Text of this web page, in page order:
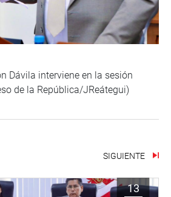
Dávila interviene en la sesión
de la República/JReátegui)
SIGUIENTE
13